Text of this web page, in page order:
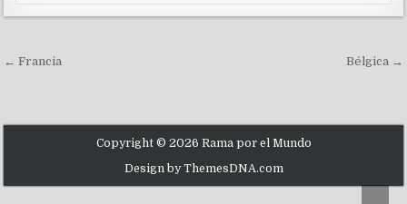
Navegación de entradas
← Francia Bélgica →
Copyright © 2026 Rama por el Mundo
Design by ThemesDNA.com